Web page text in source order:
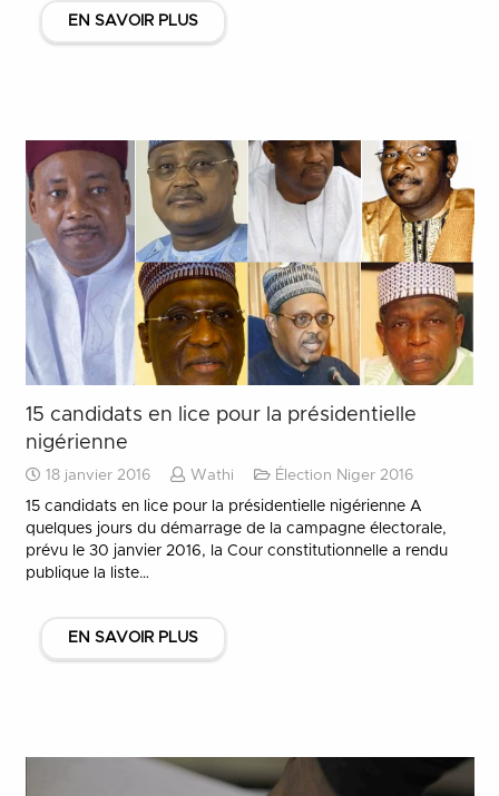
EN SAVOIR PLUS
15 candidats en lice pour la présidentielle
nigérienne
18 janvier 2016 Wathi
Élection Niger 2016
15 candidats en lice pour la présidentielle nigérienne A
quelques jours du démarrage de la campagne électorale,
prévu le 30 janvier 2016, la Cour constitutionnelle a rendu
publique la liste…
EN SAVOIR PLUS